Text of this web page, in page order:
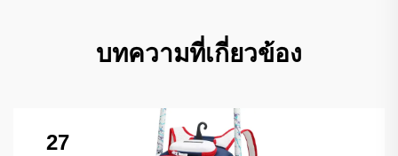
บทความที่เกี่ยวข้อง
27